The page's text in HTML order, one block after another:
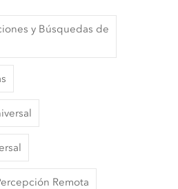
y Búsquedas de
Remota